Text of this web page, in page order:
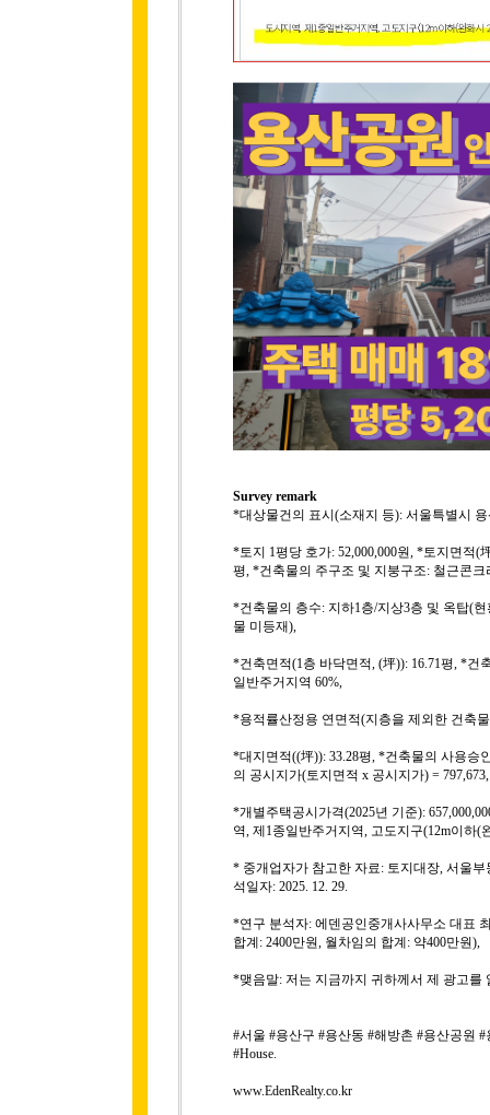
Survey remark
*대상물건의 표시(소재지 등): 서울특별시
*토지 1평당 호가: 52,000,000원, *토지면적(
평, *건축물의 주구조 및 지붕구조: 철근콘
*건축물의 층수: 지하1층/지상3층 및 옥탑(
물 미등재),
*건축면적(1층 바닥면적, (坪)): 16.71평, *건
일반주거지역 60%,
*용적률산정용 연면적(지층을 제외한 건축
*대지면적((坪)): 33.28평, *건축물의 사용승
의 공시지가(토지면적 x 공시지가) =
*개별주택공시가격(2025년 기준):
역, 제1종일반주거지역, 고도지구(12m이하(
* 중개업자가 참고한 자료: 토지대장, 서울
석일자: 2025. 12. 29.
*연구 분석자: 에덴공인중개사사무소 대표
합계: 2400만원, 월차임의 합계: 약400만원),
*맺음말: 저는 지금까지 귀하께서 제 광고를
#서울 #용산구 #용산동 #해방촌 #용산공원
#House.
www.EdenRealty.co.kr